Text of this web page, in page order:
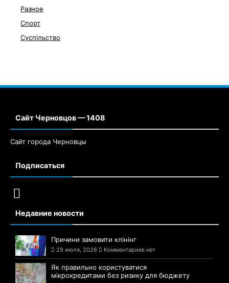
Разное
Спорт
Суспільство
Сайт Черновцов — 1408
Сайт города Черновцы
Подписаться
Недавние новости
Причини замовити клінінг
29 июля, 2026 Комментариев нет
Як правильно користуватися
мікрокредитами без ризику для бюджету